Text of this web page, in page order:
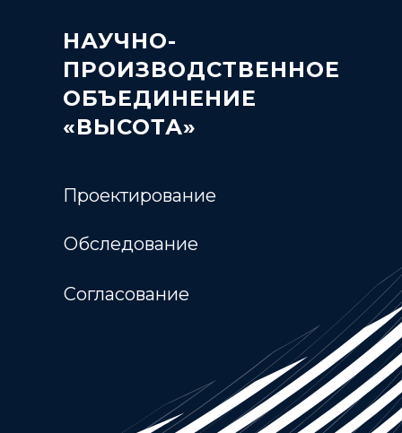
Согласование
Обследование
Проектирование
НАУЧНО-
ПРОИЗВОДСТВЕННОЕ
ОБЪЕДИНЕНИЕ
«ВЫСОТА»